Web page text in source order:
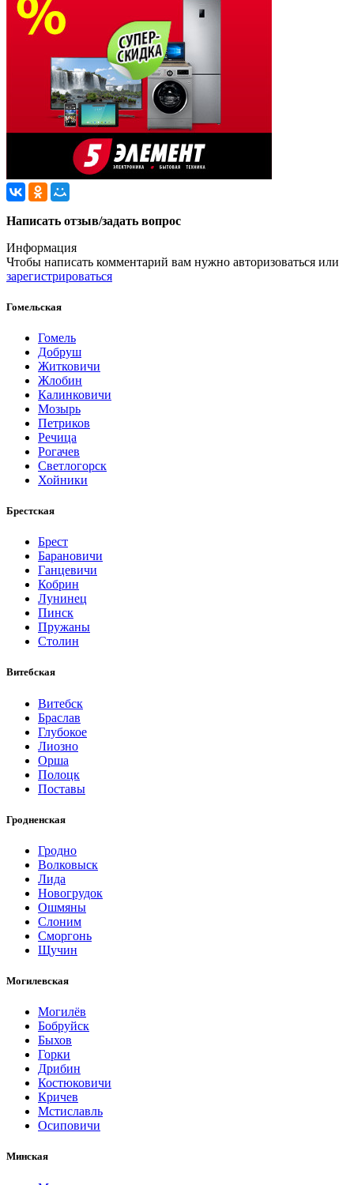
Написать отзыв/задать вопрос
Информация
Чтобы написать комментарий вам нужно авторизоваться или
зарегистрироваться
Гомельская
Гомель
Добруш
Житковичи
Жлобин
Калинковичи
Мозырь
Петриков
Речица
Рогачев
Светлогорск
Хойники
Брестская
Брест
Барановичи
Ганцевичи
Кобрин
Лунинец
Пинск
Пружаны
Столин
Витебская
Витебск
Браслав
Глубокое
Лиозно
Орша
Полоцк
Поставы
Гродненская
Гродно
Волковыск
Лида
Новогрудок
Ошмяны
Слоним
Сморгонь
Щучин
Могилевская
Могилёв
Бобруйск
Быхов
Горки
Дрибин
Костюковичи
Кричев
Мстиславль
Осиповичи
Минская